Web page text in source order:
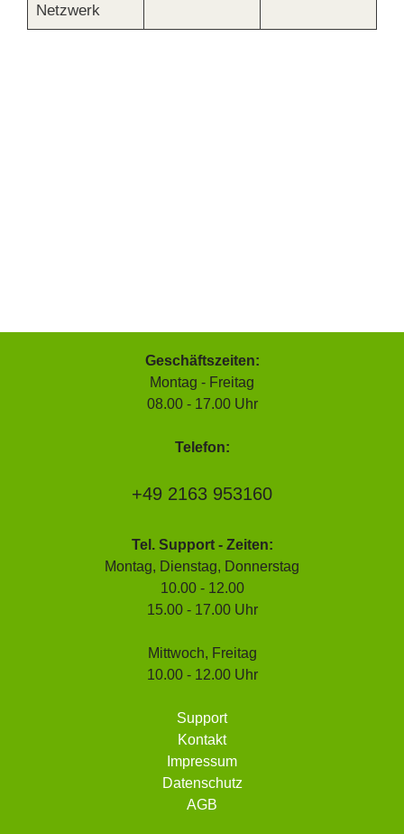
Netzwerk
Geschäftszeiten:
Montag - Freitag
08.00 - 17.00 Uhr
Telefon:
+49 2163 953160
Tel. Support - Zeiten:
Montag, Dienstag, Donnerstag
10.00 - 12.00
15.00 - 17.00 Uhr
Mittwoch, Freitag
10.00 - 12.00 Uhr
Support
Kontakt
Impressum
Datenschutz
AGB